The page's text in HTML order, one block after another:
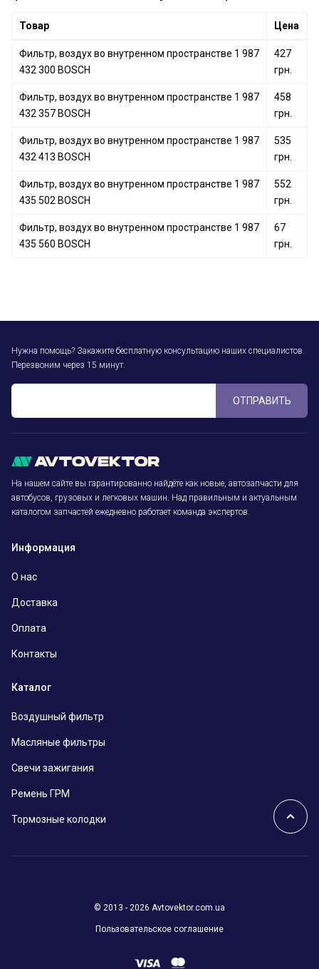
432 071 BOSCH
Фильтр, воздух во внутренном пространстве 1 987
435 033 BOSCH
435 057 BOSCH
Товар Цена
Фильтр, воздух во внутренном пространстве 1 987
432 300 BOSCH
427
грн.
Фильтр, воздух во внутренном пространстве 1 987
432 357 BOSCH
458
грн.
Фильтр, воздух во внутренном пространстве 1 987
432 413 BOSCH
535
грн.
Фильтр, воздух во внутренном пространстве 1 987
435 502 BOSCH
552
грн.
Фильтр, воздух во внутренном пространстве 1 987
435 560 BOSCH
67
грн.
Нужна помощь? Закажите бесплатную консультацию наших специалистов.
Перезвоним через 15 минут.
ОТПРАВИТЬ
На нашем сайте вы гарантированно найдёте как новые, автозапчасти для
автобусов, грузовых и легковых машин. Над правильным и актуальным
каталогом запчастей ежедневно работает команда экспертов.
Информация
О нас
Доставка
Оплата
Контакты
Каталог
Воздушный фильтр
Масляные фильтры
Свечи зажигания
Ремень ГРМ
Тормозные колодки
© 2013 - 2026 Avtovektor.com.ua
Пользовательское соглашение